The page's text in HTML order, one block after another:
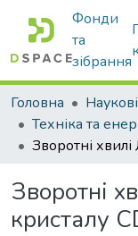
Фонди
та
зібрання
Головна
Зворотні
кристалу